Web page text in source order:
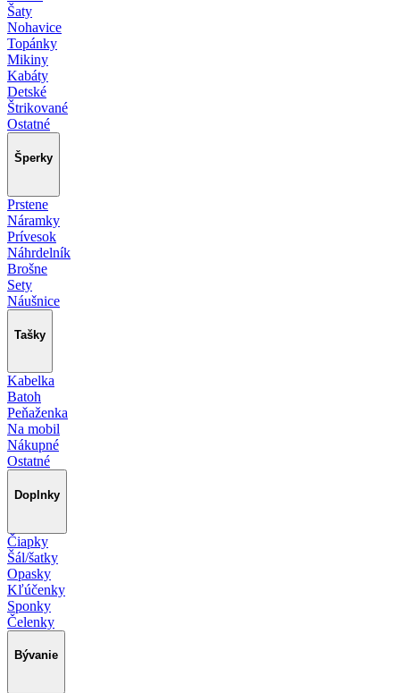
Šaty
Nohavice
Topánky
Mikiny
Kabáty
Detské
Štrikované
Ostatné
Šperky
Prstene
Náramky
Prívesok
Náhrdelník
Brošne
Sety
Náušnice
Tašky
Kabelka
Batoh
Peňaženka
Na mobil
Nákupné
Ostatné
Doplnky
Čiapky
Šál/šatky
Opasky
Kľúčenky
Sponky
Čelenky
Bývanie